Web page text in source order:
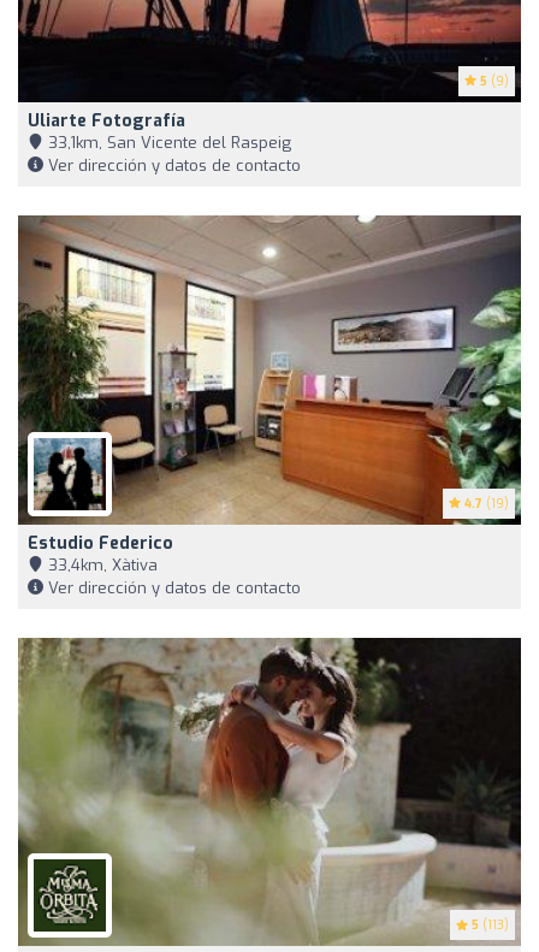
5 (9)
Uliarte Fotografía
33,1km, San Vicente del Raspeig
Ver dirección y datos de contacto
4.7 (19)
Estudio Federico
33,4km, Xàtiva
Ver dirección y datos de contacto
5 (113)